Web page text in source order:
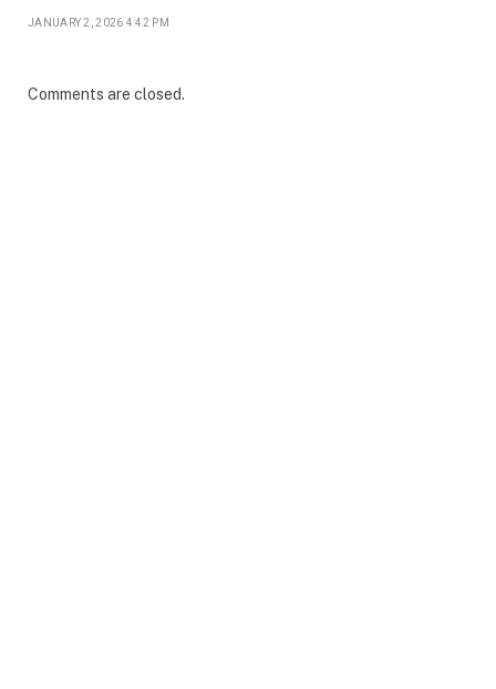
JANUARY 2, 2026 4:42 PM
Comments are closed.